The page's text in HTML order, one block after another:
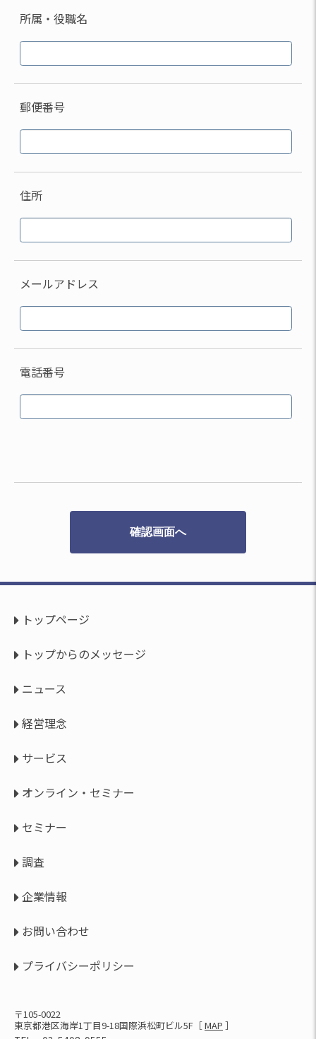
所属・役職名
郵便番号
住所
メールアドレス
電話番号
トップページ
トップからのメッセージ
ニュース
経営理念
サービス
オンライン・セミナー
セミナー
調査
企業情報
お問い合わせ
プライバシーポリシー
〒105-0022
東京都港区海岸1丁目9-18国際浜松町ビル5F ［MAP ］